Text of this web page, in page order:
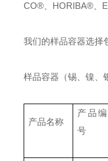
CO® HORIBA®
我们的样品容器选择
样品容器（锡、镍、
产品名称
产品编
号